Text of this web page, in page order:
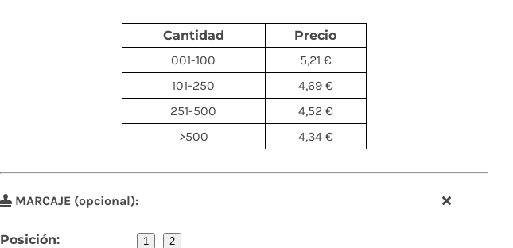
Cantidad
Precio
001-100
5,21 €
101-250
4,69 €
251-500
4,52 €
>500
4,34 €
MARCAJE (opcional):
Posición: 1 2